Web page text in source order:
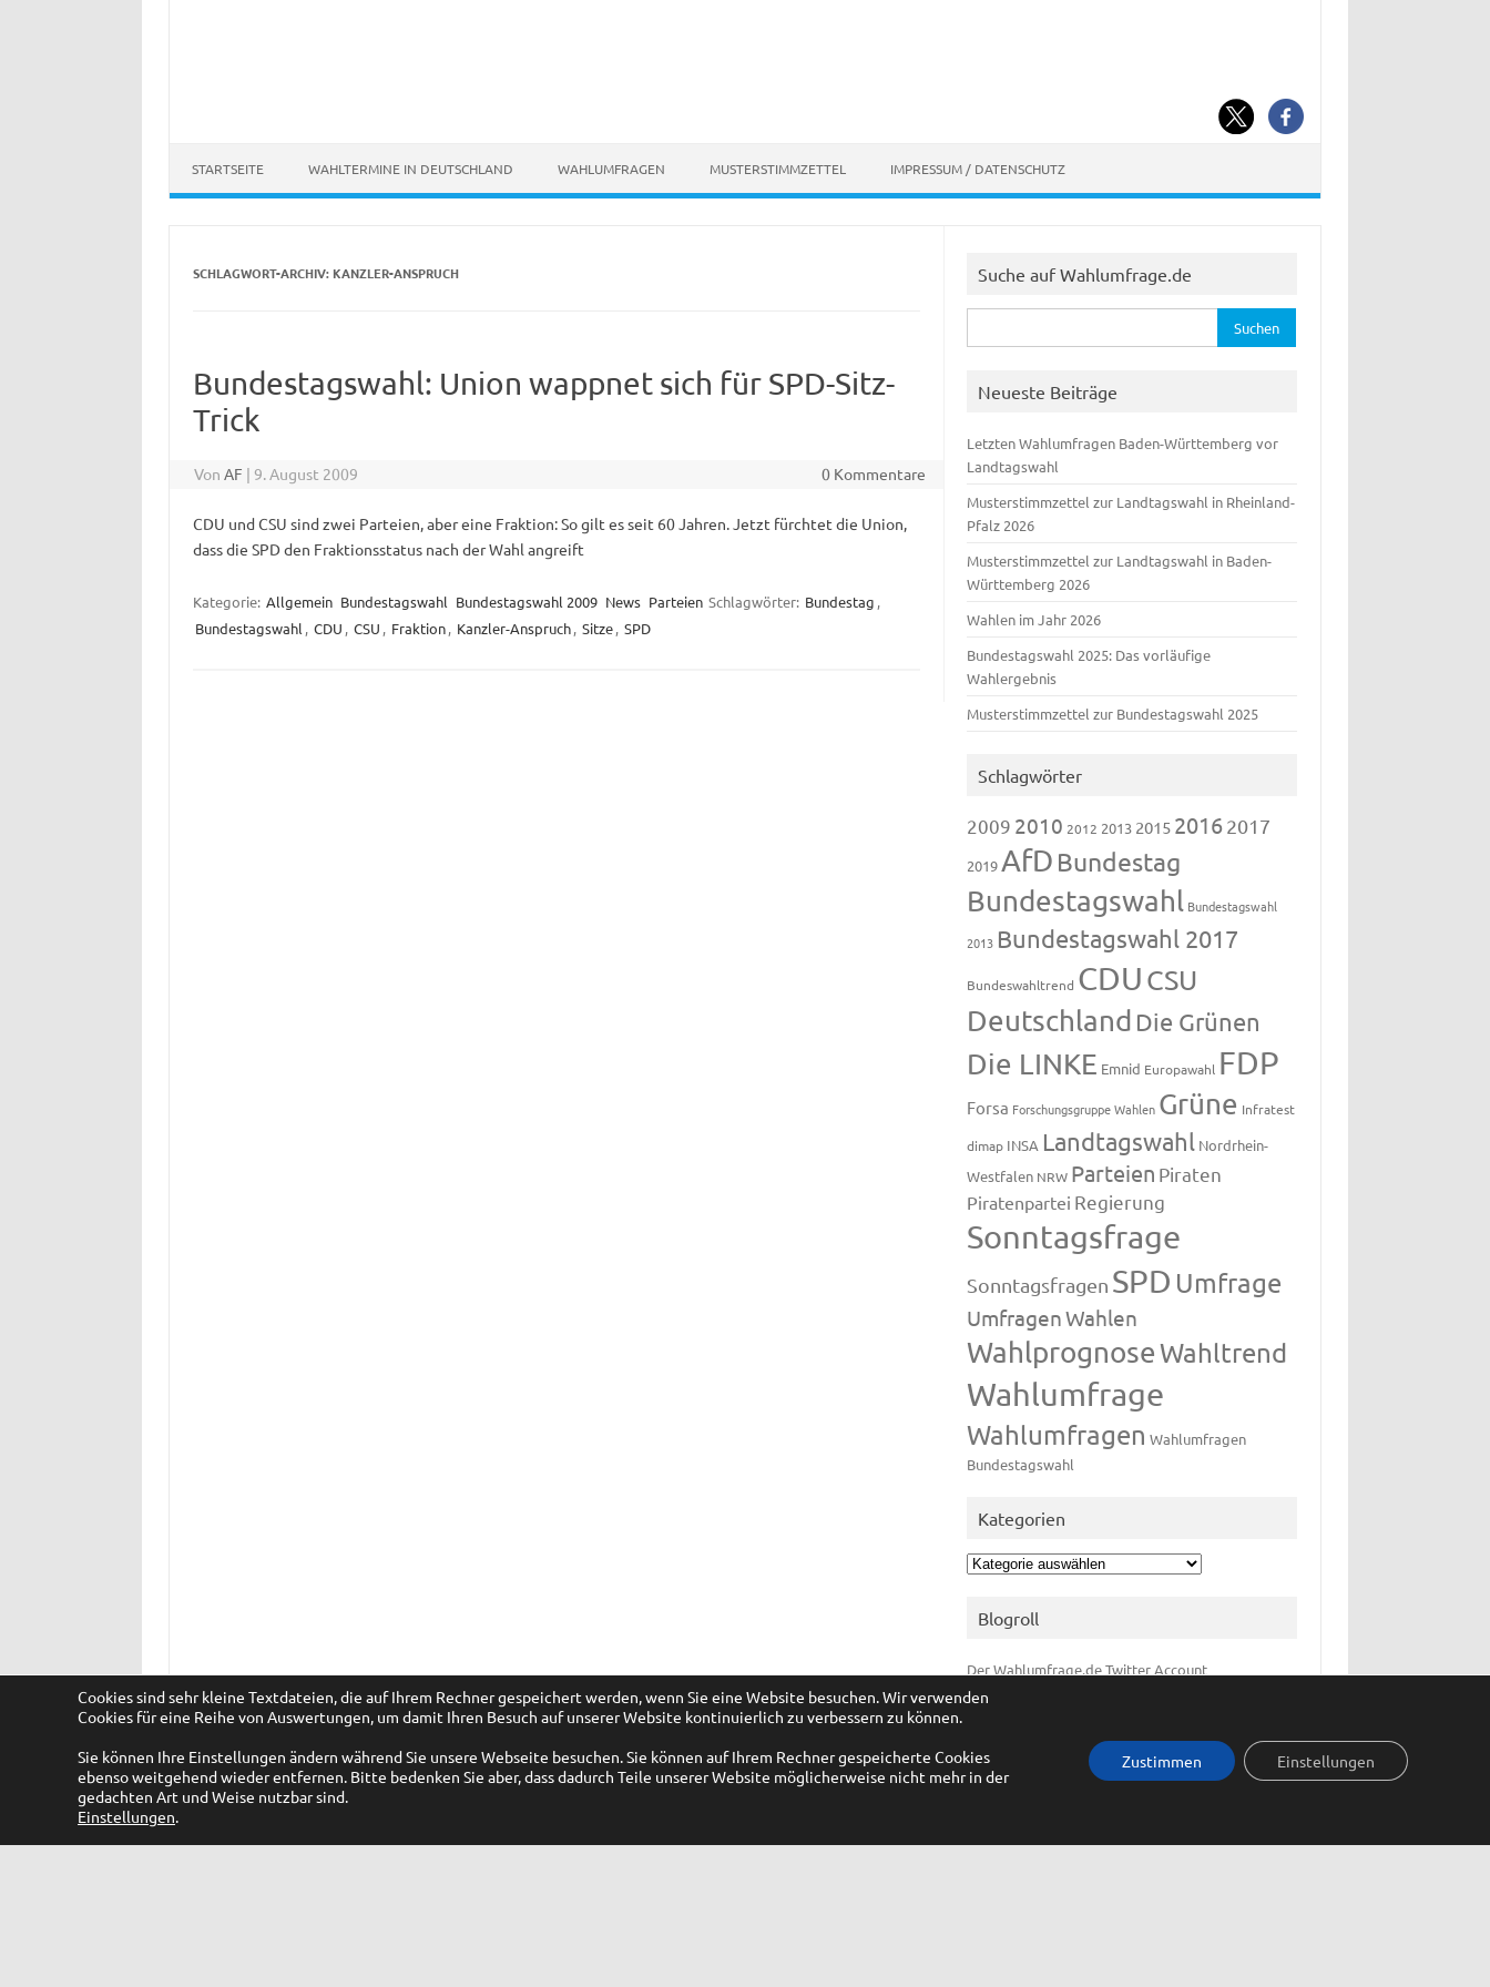
STARTSEITE WAHLTERMINE IN DEUTSCHLAND WAHLUMFRAGEN MUSTERSTIMMZETTEL IMPRESSUM / DATENSCHUTZ
SCHLAGWORT-ARCHIV: KANZLER-ANSPRUCH
Bundestagswahl: Union wappnet sich für SPD-Sitz-
Trick
VonAF | 9. August 2009 0 Kommentare
CDU und CSU sind zwei Parteien, aber eine Fraktion: So gilt es seit 60 Jahren. Jetzt fürchtet die Union,
dass die SPD den Fraktionsstatus nach der Wahl angreift
Kategorie: Allgemein Bundestagswahl Bundestagswahl 2009 News Parteien Schlagwörter: Bundestag ,
Bundestagswahl , CDU , CSU , Fraktion, Kanzler-Anspruch, Sitze, SPD
Suche auf Wahlumfrage.de
nach:
Neueste Beiträge
Letzten Wahlumfragen Baden-Württemberg vor
Landtagswahl
Musterstimmzettel zur Landtagswahl in Rheinland-
Pfalz 2026
Musterstimmzettel zur Landtagswahl in Baden-
Württemberg 2026
Wahlen im Jahr 2026
Bundestagswahl 2025: Das vorläufige
Wahlergebnis
Musterstimmzettel zur Bundestagswahl 2025
Schlagwörter
2009 2010 2012 2013 2015 20162017
2019AfD Bundestag
Bundestagswahl Bundestagswahl
2013 Bundestagswahl 2017
Bundeswahltrend CDUCSU
Deutschland Die Grünen
Die LINKE Emnid Europawahl FDP
Forsa Forschungsgruppe Wahlen Grüne Infratest
dimap INSA Landtagswahl Nordrhein-
Westfalen NRW Parteien Piraten
Piratenpartei Regierung
Sonntagsfrage
Sonntagsfragen SPD Umfrage
UmfragenWahlen
WahlprognoseWahltrend
Wahlumfrage
Wahlumfragen Wahlumfragen
Bundestagswahl
Kategorien
Kategorien
Blogroll
Der Wahlumfrage.de Twitter Account
Wahlumfrage.de bei Facebook
Cookies sind sehr kleine Textdateien, die auf Ihrem Rechner gespeichert werden, wenn Sie eine Website besuchen. Wir verwenden
Cookies für eine Reihe von Auswertungen, um damit Ihren Besuch auf unserer Website kontinuierlich zu verbessern zu können.
Sie können Ihre Einstellungen ändern während Sie unsere Webseite besuchen. Sie können auf Ihrem Rechner gespeicherte Cookies
ebenso weitgehend wieder entfernen. Bitte bedenken Sie aber, dass dadurch Teile unserer Website möglicherweise nicht mehr in der
gedachten Art und Weise nutzbar sind.
Einstellungen.
Zustimmen Einstellungen